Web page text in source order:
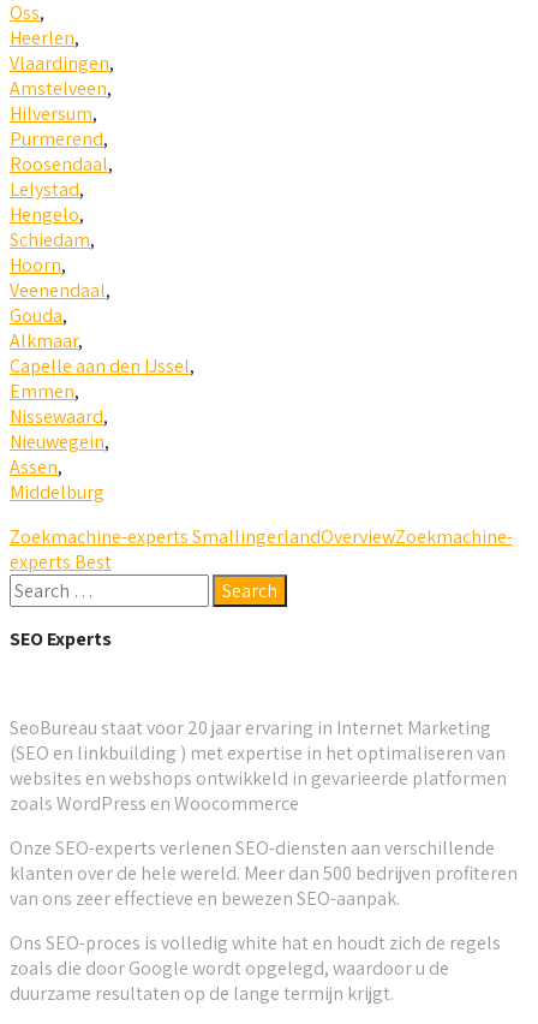
Oss,
Heerlen,
Vlaardingen,
Amstelveen,
Hilversum,
Purmerend,
Roosendaal,
Lelystad,
Hengelo,
Schiedam,
Hoorn,
Veenendaal,
Gouda,
Alkmaar,
Capelle aan den IJssel,
Emmen,
Nissewaard,
Nieuwegein,
Assen,
Middelburg
Zoekmachine-experts SmallingerlandOverviewZoekmachine-
experts Best
SEO Experts
SeoBureau staat voor 20 jaar ervaring in Internet Marketing
(SEO en linkbuilding ) met expertise in het optimaliseren van
websites en webshops ontwikkeld in gevarieerde platformen
zoals WordPress en Woocommerce
Onze SEO-experts verlenen SEO-diensten aan verschillende
klanten over de hele wereld. Meer dan 500 bedrijven profiteren
van ons zeer effectieve en bewezen SEO-aanpak.
Ons SEO-proces is volledig white hat en houdt zich de regels
zoals die door Google wordt opgelegd, waardoor u de
duurzame resultaten op de lange termijn krijgt.